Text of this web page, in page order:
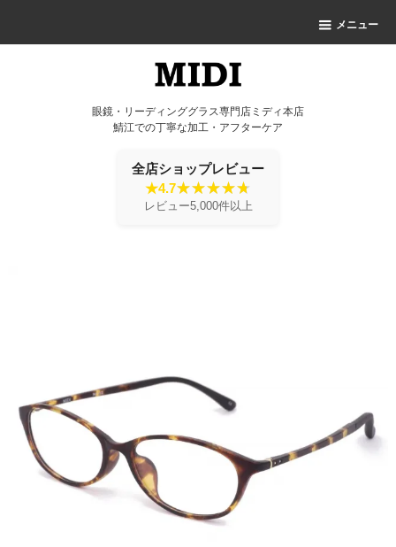
メニュー
眼鏡・リーディンググラス専門店ミディ本店
鯖江での丁寧な加工・アフターケア
全店ショップレビュー
★4.7
レビュー5,000件以上